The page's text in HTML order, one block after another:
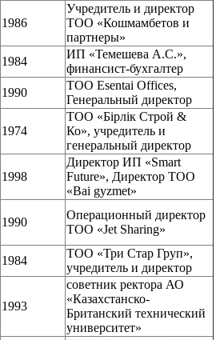
1986
Учредитель и директор
ТОО «Кошмамбетов и
партнеры»
1984
ИП «Темешева А.С.»,
финансист-бухгалтер
1990
ТОО Esentai Offices,
Генеральный директор
1974
ТОО «Бірлік Строй &
Ко», учредитель и
генеральный директор
1998
Директор ИП «Smart
Future», Директор ТОО
«Bai gyzmet»
1990
Операционный директор
ТОО «Jet Sharing»
1984
ТОО «Три Стар Груп»,
учредитель и директор
1993
советник ректора АО
«Казахстанско-
Британский технический
университет»